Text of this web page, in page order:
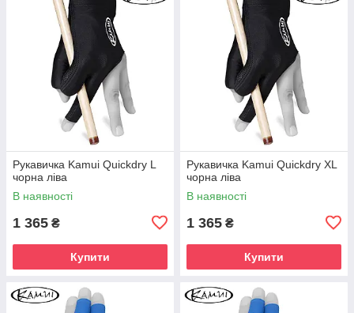
Рукавичка Kamui Quickdry L
чорна ліва
В наявності
1 365 ₴
Купити
Рукавичка Kamui Quickdry XL
чорна ліва
В наявності
1 365 ₴
Купити